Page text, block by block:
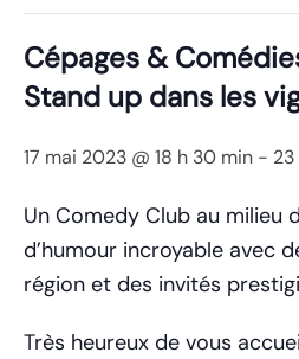
Cépages &
Stand up dans les
17 mai 2023 @ 18 h 30 min -
Un Comedy Club au milieu
d’humour incroyable avec
région et des invités
Très heureux de vous